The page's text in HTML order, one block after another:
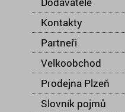
Kontakty
Partneři
Velkoobchod
Prodejna Plzeň
Slovník pojmů